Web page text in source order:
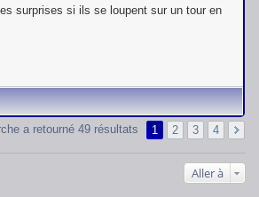
surprises si ils se loupent sur un tour en
a retourné 49 résultats 1 2 3 4
Aller à